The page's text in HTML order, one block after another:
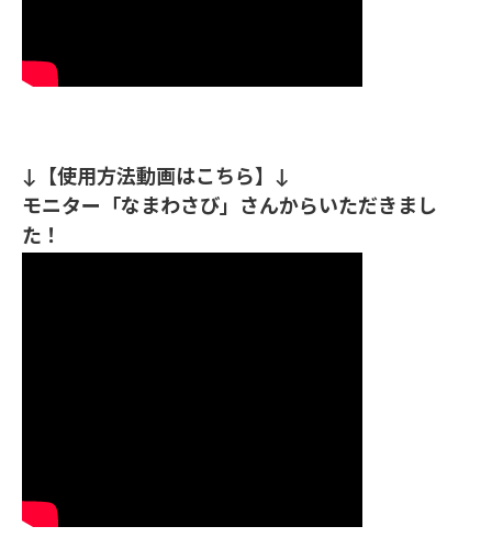
↓【使用方法動画はこちら】↓
モニター「なまわさび」さんからいただきまし
た！